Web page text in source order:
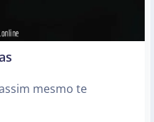
mesmo te